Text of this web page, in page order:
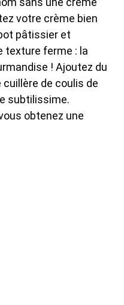
votre crème bien
pâtissier et
texture ferme : la
! Ajoutez du
de coulis de
subtilissime.
obtenez une